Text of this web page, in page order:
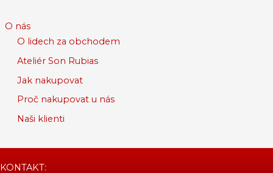
O nás
O lidech za obchodem
Ateliér Son Rubias
Jak nakupovat
Proč nakupovat u nás
Naši klienti
KONTAKT: